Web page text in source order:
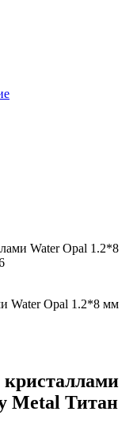
Water Opal 1.2*8
Metal Титан